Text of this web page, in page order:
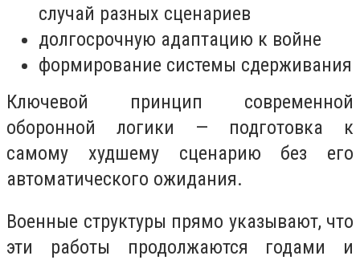
случай разных сценариев
долгосрочную адаптацию к войне
формирование системы сдерживания
Ключевой принцип современной
оборонной логики — подготовка к
самому худшему сценарию без его
автоматического ожидания.
Военные структуры прямо указывают, что
эти работы продолжаются годами и